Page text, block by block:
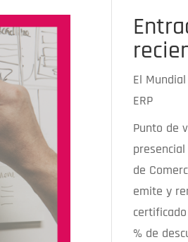
El
ERP
Punto de
de
emite y
% de